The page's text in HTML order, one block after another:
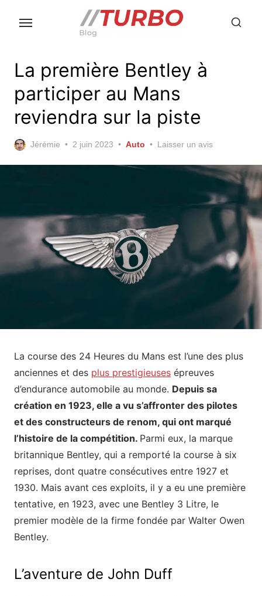
La première Bentley à
participer au Mans
reviendra sur la piste
Jérémie
Posted
2 juin 2023 Auto Laisser un avis
La course des 24 Heures du Mans est l’une des plus
anciennes et des plus prestigieuses épreuves
d’endurance automobile au monde. Depuis sa
création en 1923, elle a vu s’affronter des pilotes
et des constructeurs de renom, qui ont marqué
l’histoire de la compétition. Parmi eux, la marque
britannique Bentley, qui a remporté la course à six
reprises, dont quatre consécutives entre 1927 et
1930. Mais avant ces exploits, il y a eu une première
tentative, en 1923, avec une Bentley 3 Litre, le
premier modèle de la firme fondée par Walter Owen
Bentley.
L’aventure de John Duff